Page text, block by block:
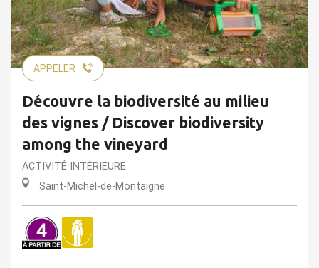
APPELER
Découvre la biodiversité au milieu
des vignes / Discover biodiversity
among the vineyard
ACTIVITÉ INTÉRIEURE
Saint-Michel-de-Montaigne